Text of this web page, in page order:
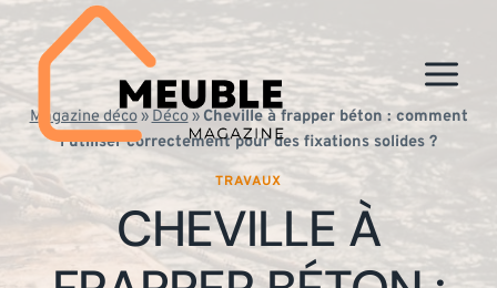
contenu
Magazine déco»Déco» Cheville à frapper béton : comment
l’utiliser correctement pour des fixations solides ?
TRAVAUX
CHEVILLE À